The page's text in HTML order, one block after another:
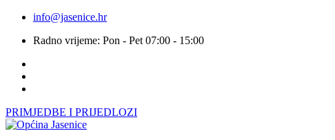
info@jasenice.hr
Radno vrijeme: Pon - Pet 07:00 - 15:00
PRIMJEDBE I PRIJEDLOZI